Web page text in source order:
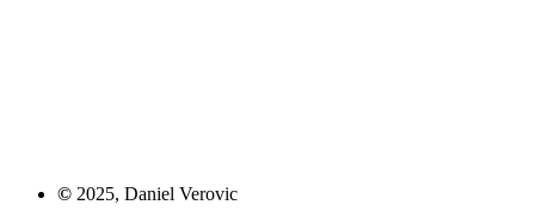
© 2025, Daniel Verovic